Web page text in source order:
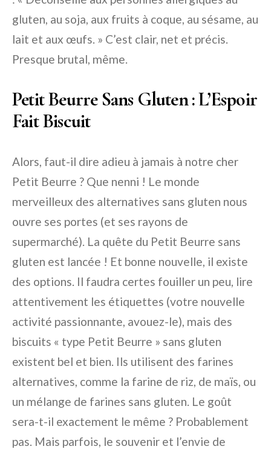
gluten, au soja, aux fruits à coque, au sésame, au
lait et aux œufs. » C’est clair, net et précis.
Presque brutal, même.
Petit Beurre Sans Gluten : L’Espoir
Fait Biscuit
Alors, faut-il dire adieu à jamais à notre cher
Petit Beurre ? Que nenni ! Le monde
merveilleux des alternatives sans gluten nous
ouvre ses portes (et ses rayons de
supermarché). La quête du Petit Beurre sans
gluten est lancée ! Et bonne nouvelle, il existe
des options. Il faudra certes fouiller un peu, lire
attentivement les étiquettes (votre nouvelle
activité passionnante, avouez-le), mais des
biscuits « type Petit Beurre » sans gluten
existent bel et bien. Ils utilisent des farines
alternatives, comme la farine de riz, de maïs, ou
un mélange de farines sans gluten. Le goût
sera-t-il exactement le même ? Probablement
pas. Mais parfois, le souvenir et l’envie de